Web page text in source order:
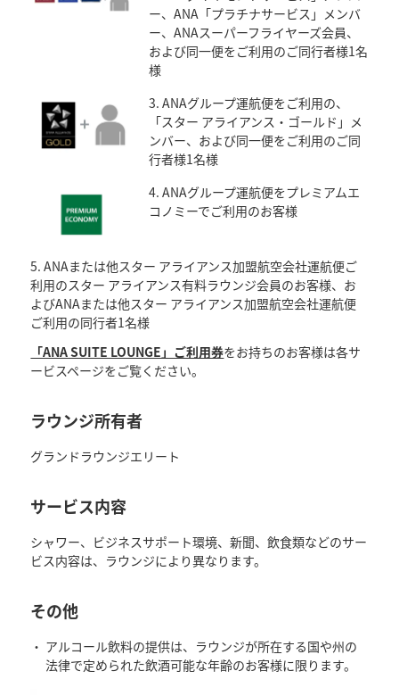
ー、ANA「プラチナサービス」メンバ
ー、ANAスーパーフライヤーズ会員、
および同一便をご利用のご同行者様1名
様
3. ANAグループ運航便をご利用の、
「スター アライアンス・ゴールド」メ
ンバー、および同一便をご利用のご同
行者様1名様
4. ANAグループ運航便をプレミアムエ
コノミーでご利用のお客様
5. ANAまたは他スター アライアンス加盟航空会社運航便ご
利用のスター アライアンス有料ラウンジ会員のお客様、お
よびANAまたは他スター アライアンス加盟航空会社運航便
ご利用の同行者1名様
「ANA SUITE LOUNGE」ご利用券をお持ちのお客様は各サ
ービスページをご覧ください。
ラウンジ所有者
グランドラウンジエリート
サービス内容
シャワー、ビジネスサポート環境、新聞、飲食類などのサー
ビス内容は、ラウンジにより異なります。
その他
アルコール飲料の提供は、ラウンジが所在する国や州の
法律で定められた飲酒可能な年齢のお客様に限ります。